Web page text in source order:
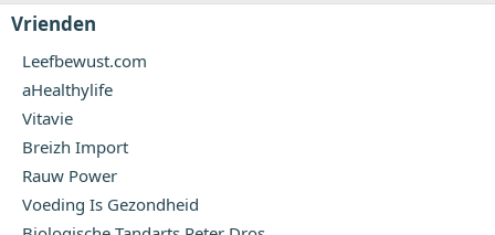
Vrienden
Leefbewust.com
aHealthylife
Vitavie
Breizh Import
Rauw Power
Voeding Is Gezondheid